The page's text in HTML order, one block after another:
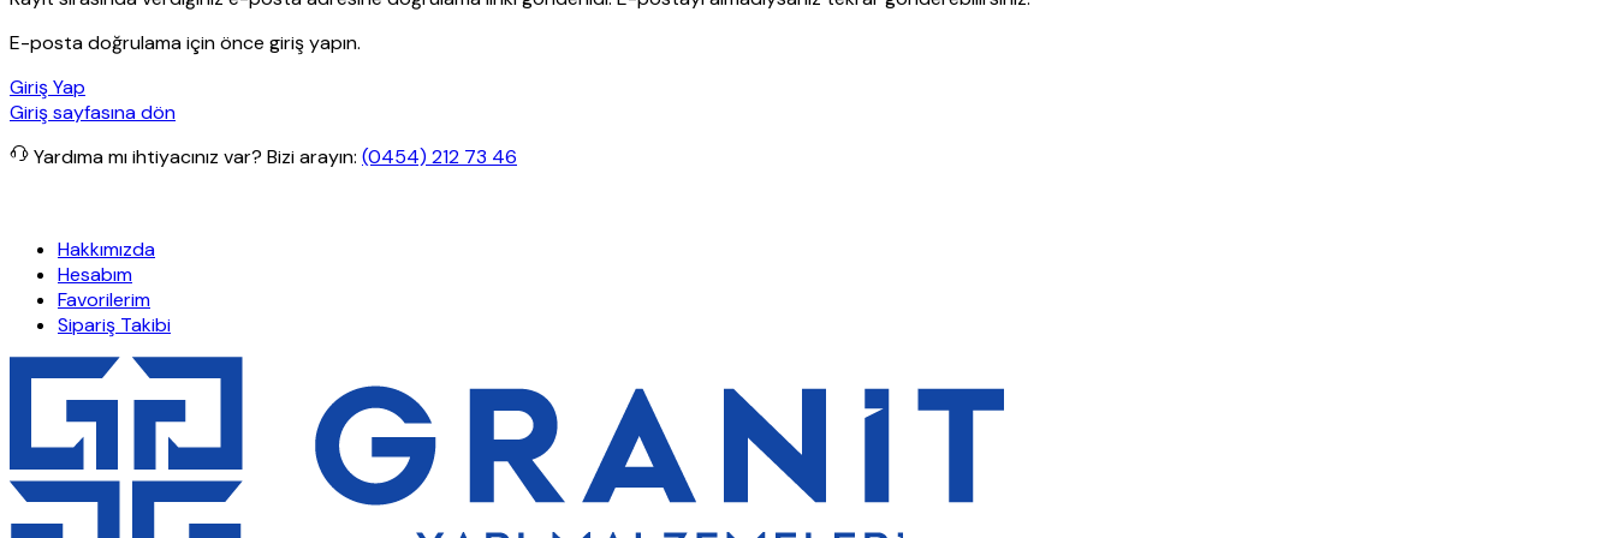
E-posta doğrulama için önce giriş yapın.
Giriş Yap
Giriş sayfasına dön
Yardıma mı ihtiyacınız var? Bizi arayın: (0454) 212 73 46
Hakkımızda
Hesabım
Favorilerim
Sipariş Takibi